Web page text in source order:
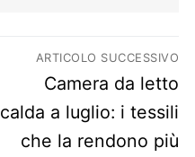
ARTICOLO SUCCESSIVO
Next post:
Camera da letto
calda a luglio: i tessili
che la rendono più